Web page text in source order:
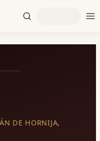
DE HORNIJA,